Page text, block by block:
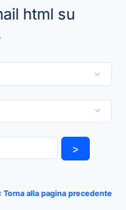
html su
>
Torna alla pagina precedente